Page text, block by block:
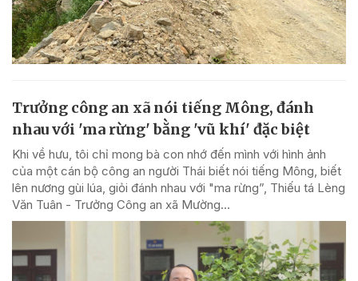
Trưởng công an xã nói tiếng Mông, đánh
nhau với 'ma rừng' bằng 'vũ khí' đặc biệt
Khi về hưu, tôi chỉ mong bà con nhớ đến mình với hình ảnh
của một cán bộ công an người Thái biết nói tiếng Mông, biết
lên nương gùi lúa, giỏi đánh nhau với "ma rừng”, Thiếu tá Lèng
Văn Tuân - Trưởng Công an xã Mường...